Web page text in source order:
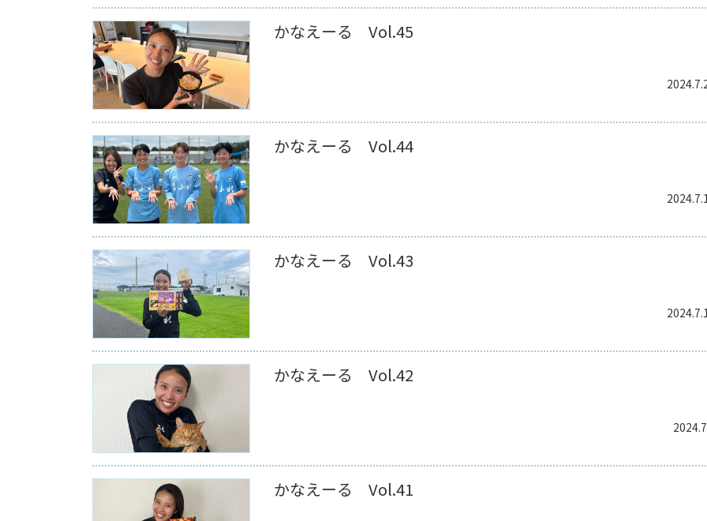
かなえーる Vol.45
かなえーる Vol.44
かなえーる Vol.43
かなえーる Vol.42
かなえーる Vol.41